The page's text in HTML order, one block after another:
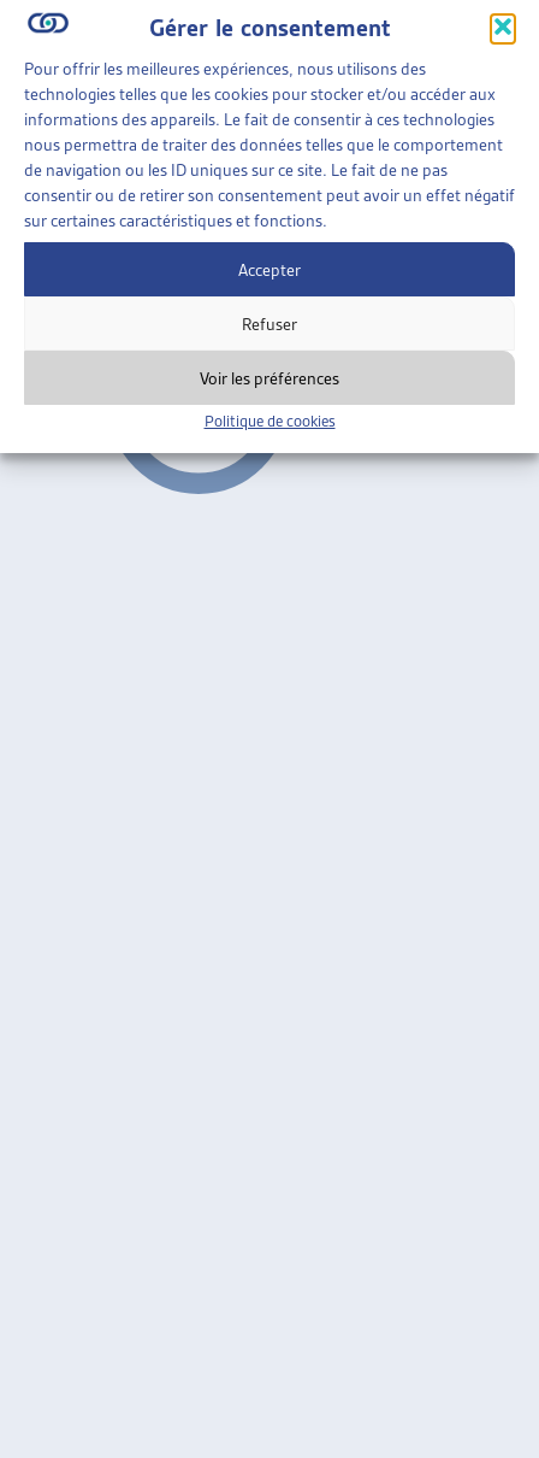
Gérer le consentement
Pour offrir les meilleures expériences, nous utilisons des
technologies telles que les cookies pour stocker et/ou accéder aux
informations des appareils. Le fait de consentir à ces technologies
nous permettra de traiter des données telles que le comportement
de navigation ou les ID uniques sur ce site. Le fait de ne pas
consentir ou de retirer son consentement peut avoir un effet négatif
sur certaines caractéristiques et fonctions.
Accepter
Refuser
Voir les préférences
Politique de cookies
Mesures d'économies
MESURES D’ÉCONOMIES
FIDÉ, COMMENT GARDER SA FOI
Simon Darioli, dossier du mois, avril 2003